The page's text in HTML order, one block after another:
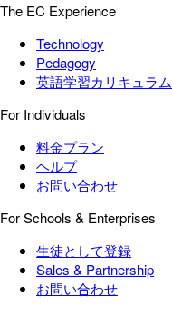
The EC Experience
Technology
Pedagogy
英語学習カリキュラム
For Individuals
料金プラン
ヘルプ
お問い合わせ
For Schools & Enterprises
生徒として登録
Sales & Partnership
お問い合わせ